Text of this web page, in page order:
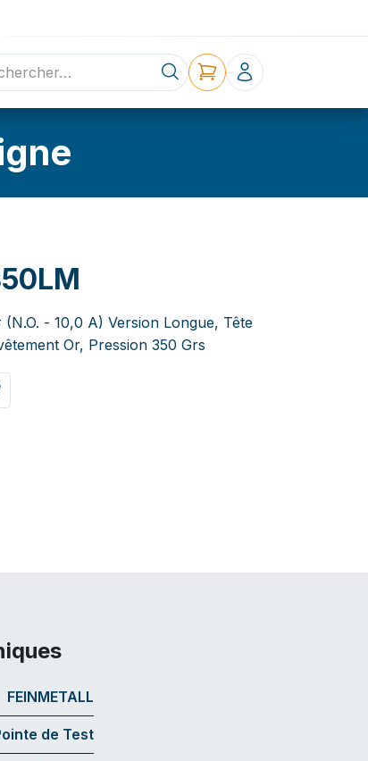
- 10,0 A) Version Longue, Tête
Or, Pression 350 Grs
FEINMETALL
de Test